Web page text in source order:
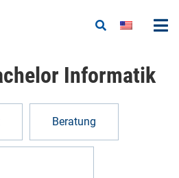
Informatik
Beratung